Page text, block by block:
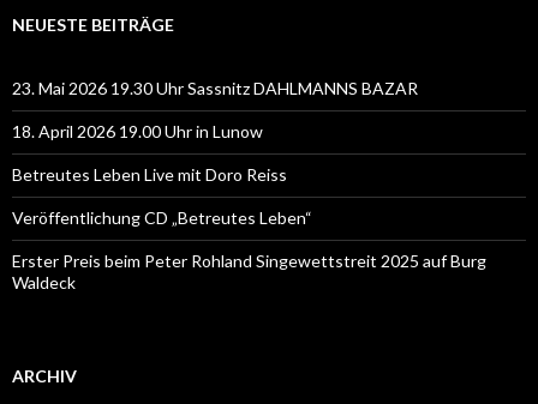
NEUESTE BEITRÄGE
23. Mai 2026 19.30 Uhr Sassnitz DAHLMANNS BAZAR
18. April 2026 19.00 Uhr in Lunow
Betreutes Leben Live mit Doro Reiss
Veröffentlichung CD „Betreutes Leben“
Erster Preis beim Peter Rohland Singewettstreit 2025 auf Burg
Waldeck
ARCHIV